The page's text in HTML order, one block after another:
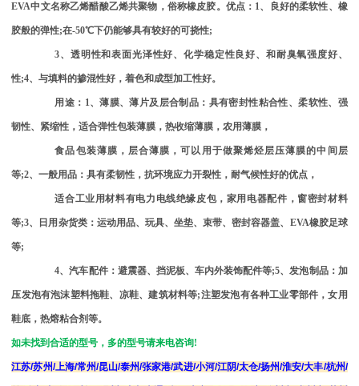
EVA中文名称乙烯醋酸乙烯共聚物，俗称橡皮胶。优点： 1、良好的柔软性、橡
胶般的弹性;在-50℃下仍能够具有较好的可挠性;
3、透明性和表面光泽性好、化学稳定性良好、和耐臭氧强度好、
性;4、与填料的掺混性好，着色和成型加工性好。
用途： 1、薄膜、薄片及层合制品：具有密封性粘合性、柔软性、强
韧性、紧缩性，适合弹性包装薄膜，热收缩薄膜，农用薄膜，
食品包装薄膜，层合薄膜，可以用于做聚烯烃层压薄膜的中间层
等;2、一般用品：具有柔韧性，抗环境应力开裂性，耐气候性好的优点，
适合工业用材料有电力电线绝缘皮包，家用电器配件，窗密封材料
等;3、日用杂货类：运动用品、玩具、坐垫、束带、密封容器盖、 EVA橡胶足球
等;
4、汽车配件：避震器、挡泥板、车内外装饰配件等;5、发泡制品：加
压发泡有泡沫塑料拖鞋、凉鞋、建筑材料等;注塑发泡有各种工业零部件，女用
鞋底，热熔粘合剂等。
如未找到合适的型号，多的型号请来电咨询!
江苏/苏州/上海/常州/昆山/泰州/张家港/武进/小河/江阴/太仓/扬州/淮安/大丰/杭州/